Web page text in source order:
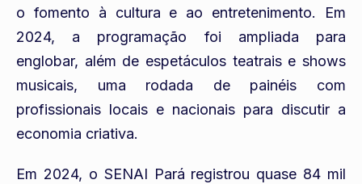
o fomento à cultura e ao entretenimento. Em
2024, a programação foi ampliada para
englobar, além de espetáculos teatrais e shows
musicais, uma rodada de painéis com
profissionais locais e nacionais para discutir a
economia criativa.
Em 2024, o SENAI Pará registrou quase 84 mil